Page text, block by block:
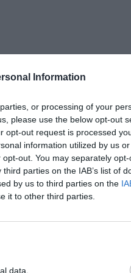
Information
or processing of your
please use the below opt-out
opt-out request is processed
information utilized by us
out. You may separately
parties on the IAB’s list of
by us to third parties on the
it to other third parties.
data.